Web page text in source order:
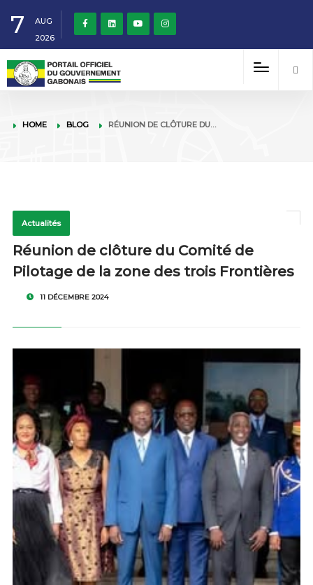
7
AUG
2026
HOME BLOG RÉUNION DE CLÔTURE DU…
Actualités
Réunion de clôture du Comité de
Pilotage de la zone des trois Frontières
11 DÉCEMBRE 2024